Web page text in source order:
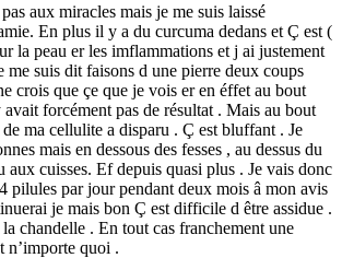
aux miracles mais je me suis laissé
En plus il y a du curcuma dedans et Ç est (
la peau er les imflammations et j ai justement
me suis dit faisons d une pierre deux coups
crois que çe que je vois er en éffet au bout
avait forcément pas de résultat . Mais au bout
ma cellulite a disparu . Ç est bluffant . Je
mais en dessous des fesses , au dessus du
aux cuisses. Ef depuis quasi plus . Je vais donc
pilules par jour pendant deux mois â mon avis
je mais bon Ç est difficile d être assidue .
chandelle . En tout cas franchement une
n’importe quoi .